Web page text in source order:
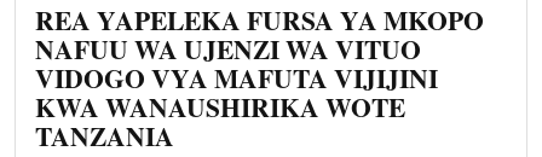
REA YAPELEKA FURSA YA MKOPO
NAFUU WA UJENZI WA VITUO
VIDOGO VYA MAFUTA VIJIJINI
KWA WANAUSHIRIKA WOTE
TANZANIA